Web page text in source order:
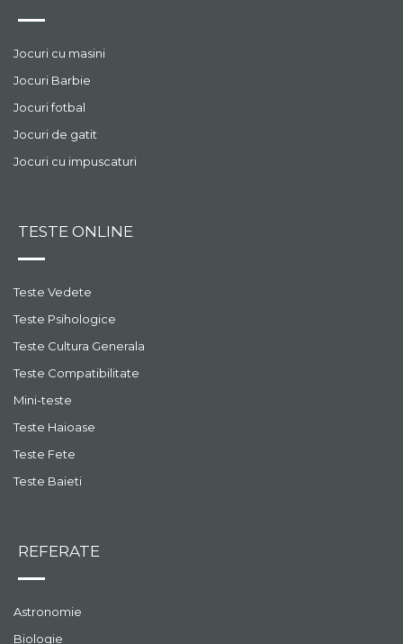
Jocuri cu masini
Jocuri Barbie
Jocuri fotbal
Jocuri de gatit
Jocuri cu impuscaturi
TESTE ONLINE
Teste Vedete
Teste Psihologice
Teste Cultura Generala
Teste Compatibilitate
Mini-teste
Teste Haioase
Teste Fete
Teste Baieti
REFERATE
Astronomie
Biologie